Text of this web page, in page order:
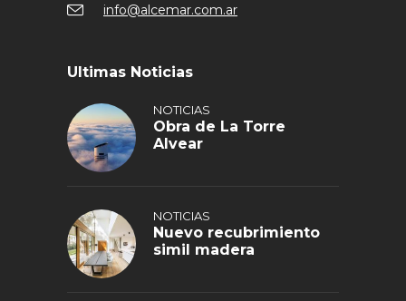
info@alcemar.com.ar
Ultimas Noticias
NOTICIAS
Obra de La Torre
Alvear
NOTICIAS
Nuevo recubrimiento
simil madera